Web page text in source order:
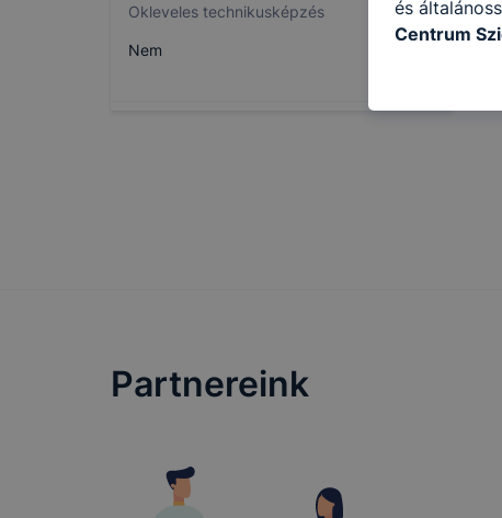
Okleveles technikusképzés
Nem
Partnereink
és
Centrum
következő
használja
látogatja,